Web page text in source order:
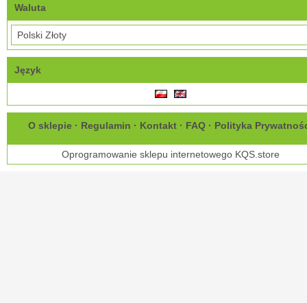
Waluta
Język
O sklepie · Regulamin · Kontakt · FAQ · Polityka
Oprogramowanie sklepu internetowegoKQS.store